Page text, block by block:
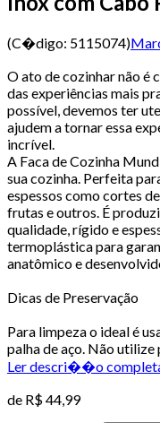
(C�digo: 5115074)
O ato de cozinhar não é
das experiências mais
possível, devemos ter
ajudem a tornar essa
incrível.
A Faca de Cozinha
sua cozinha. Perfeita
espessos como cortes
frutas e outros. É
qualidade, rígido e
termoplástica para
anatômico e
Dicas de Preservação
Para limpeza o ideal é
palha de aço. Não
Ler descri��o
de R$ 44,99